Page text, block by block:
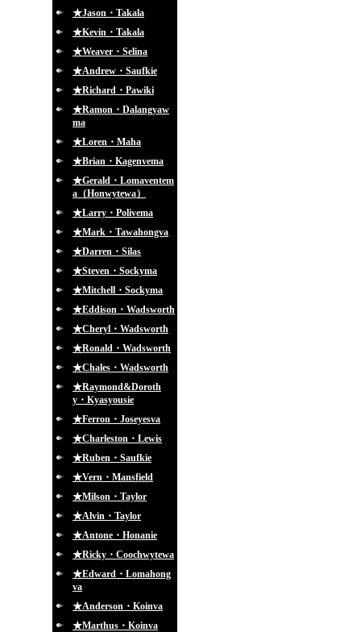
★Jason・Takala
★Kevin・Takala
★Weaver・Selina
★Andrew・Saufkie
★Richard・Pawiki
★Ramon・Dalangyaw
ma
★Loren・Maha
★Brian・Kagenvema
★Gerald・Lomaventem
a（Honwytewa）
★Larry・Polivema
★Mark・Tawahongva
★Darren・Silas
★Steven・Sockyma
★Mitchell・Sockyma
★Eddison・Wadsworth
★Cheryl・Wadsworth
★Ronald・Wadsworth
★Chales・Wadsworth
★Raymond&Doroth
y・Kyasyousie
★Ferron・Joseyesva
★Charleston・Lewis
★Ruben・Saufkie
★Vern・Mansfield
★Milson・Taylor
★Alvin・Taylor
★Antone・Honanie
★Ricky・Coochwytewa
★Edward・Lomahong
va
★Anderson・Koinva
★Marthus・Koinva